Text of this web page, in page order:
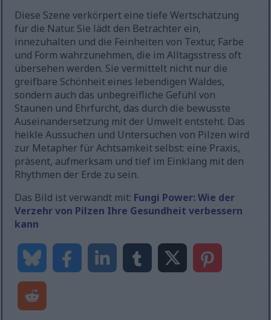
Diese Szene verkörpert eine tiefe Wertschätzung
für die Natur. Sie lädt den Betrachter ein,
innezuhalten und die Feinheiten von Textur, Farbe
und Form wahrzunehmen, die im Alltagsstress oft
übersehen werden. Sie vermittelt nicht nur die
greifbare Schönheit eines lebendigen Waldes,
sondern auch das unbegreifliche Gefühl von
Staunen und Ehrfurcht, das durch die bewusste
Auseinandersetzung mit der Umwelt entsteht. Das
heikle Aussuchen und Untersuchen von Pilzen wird
zur Metapher für Achtsamkeit selbst: eine Praxis,
präsent, aufmerksam und tief im Einklang mit den
Rhythmen der Erde zu sein.
Das Bild ist verwandt mit: Fungi Power: Wie der
Verzehr von Pilzen Ihre Gesundheit verbessern
kann